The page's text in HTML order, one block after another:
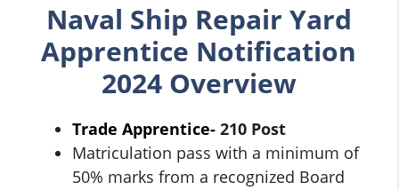
Naval Ship Repair Yard
Apprentice Notification
2024 Overview
Trade Apprentice- 210 Post
Matriculation pass with a minimum of
50% marks from a recognized Board